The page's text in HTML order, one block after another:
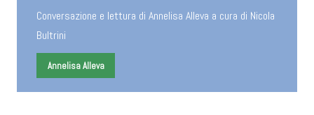
Conversazione e lettura di Annelisa Alleva a cura di Nicola
Bultrini
Annelisa Alleva